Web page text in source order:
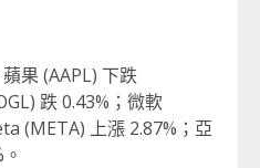
果 (AAPL) 下跌
跌 0.43%；微軟
(META) 上漲 2.87%；亞